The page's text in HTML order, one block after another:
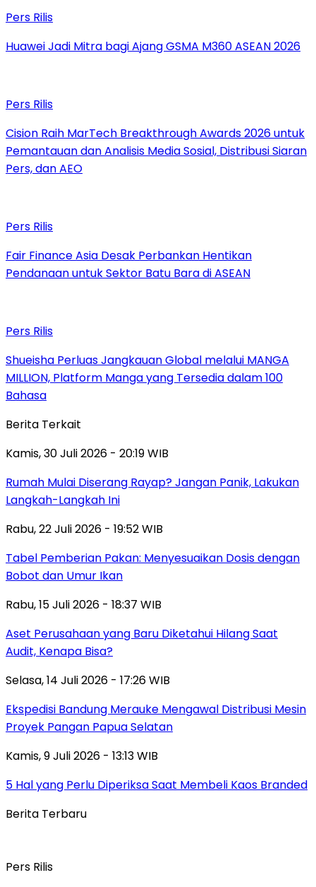
Pers Rilis
Huawei Jadi Mitra bagi Ajang GSMA M360 ASEAN 2026
Pers Rilis
Cision Raih MarTech Breakthrough Awards 2026 untuk
Pemantauan dan Analisis Media Sosial, Distribusi Siaran
Pers, dan AEO
Pers Rilis
Fair Finance Asia Desak Perbankan Hentikan
Pendanaan untuk Sektor Batu Bara di ASEAN
Pers Rilis
Shueisha Perluas Jangkauan Global melalui MANGA
MILLION, Platform Manga yang Tersedia dalam 100
Bahasa
Berita Terkait
Kamis, 30 Juli 2026 - 20:19 WIB
Rumah Mulai Diserang Rayap? Jangan Panik, Lakukan
Langkah-Langkah Ini
Rabu, 22 Juli 2026 - 19:52 WIB
Tabel Pemberian Pakan: Menyesuaikan Dosis dengan
Bobot dan Umur Ikan
Rabu, 15 Juli 2026 - 18:37 WIB
Aset Perusahaan yang Baru Diketahui Hilang Saat
Audit, Kenapa Bisa?
Selasa, 14 Juli 2026 - 17:26 WIB
Ekspedisi Bandung Merauke Mengawal Distribusi Mesin
Proyek Pangan Papua Selatan
Kamis, 9 Juli 2026 - 13:13 WIB
5 Hal yang Perlu Diperiksa Saat Membeli Kaos Branded
Berita Terbaru
Pers Rilis